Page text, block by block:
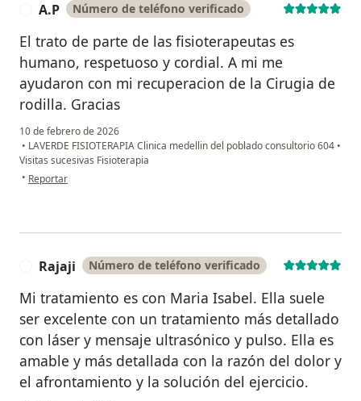
A.P Número de teléfono verificado
El trato de parte de las fisioterapeutas es
humano, respetuoso y cordial. A mi me
ayudaron con mi recuperacion de la Cirugia de
rodilla. Gracias
10 de febrero de 2026
• LAVERDE FISIOTERAPIA Clinica medellin del poblado consultorio 604 •
Visitas sucesivas Fisioterapia
• en opinión del usuario A.P
Reportar
Rajaji Número de teléfono verificado
Mi tratamiento es con Maria Isabel. Ella suele
ser excelente con un tratamiento más detallado
con láser y mensaje ultrasónico y pulso. Ella es
amable y más detallada con la razón del dolor y
el afrontamiento y la solución del ejercicio.